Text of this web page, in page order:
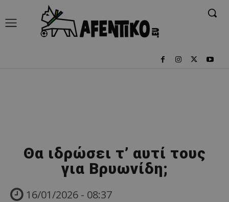
Θα ιδρώσει τ’ αυτί τους
για Βρυωνίδη;
16/01/2026 - 08:37